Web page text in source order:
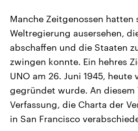
Landtagswahl Sachsen-Anhalt
2026
Alle Informationen
Sachsen-Anhalt wählt am 6.
September 2026 einen neuen
Landtag. Seit 2021 wird das
Bundesland von einer Koalition aus
Umfragen, Prognosen,
Manche Zeitgenossen hatten
Weltregierung ausersehen,
abschaffen und die Staaten
zwingen konnte. Ein hehres
UNO am 26. Juni 1945, heute
gegründet wurde. An diesem
Verfassung, die Charta der
in San Francisco